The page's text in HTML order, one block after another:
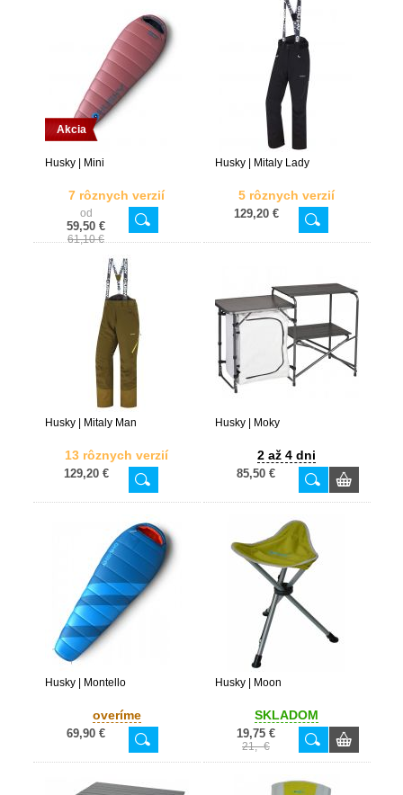
Akcia
Husky | Mini
7 rôznych verzií
od
59,50 €
61,10 €
Husky | Mitaly Lady
5 rôznych verzií
129,20 €
Husky | Mitaly Man
13 rôznych verzií
129,20 €
Husky | Moky
2 až 4 dni
85,50 €
Husky | Montello
overíme
69,90 €
Husky | Moon
SKLADOM
19,75 €
21,- €